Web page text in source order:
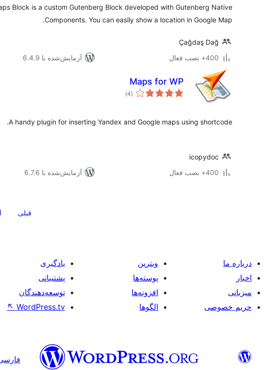
Block is a custom Gutenberg Block developed with Gutenberg Native
Components. You can easily show a location in Google Map.
Çağdaş Dağ
400+ نصب فعال
آزمایش‌شده با 6.4.9
Maps for WP
(4 مجموع
امتیازها
)
A handy plugin for inserting Yandex and Google maps using shortcode.
icopydoc
400+ نصب فعال
آزمایش‌شده با 6.7.6
قبلی
درباره ما
اخبار
میزبانی
حریم خصوصی
ویترین
پوسته‌ها
افزونه‌ها
الگوها
یادگیری
پشتیبانی
توسعه‌دهندگان
WordPress.tv
↖